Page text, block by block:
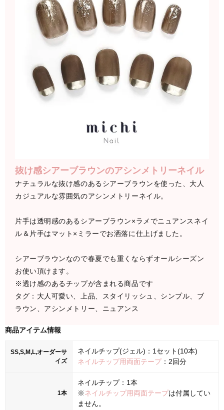
抜け感シアーブラウンのアシンメトリーネイル
ナチュラルな抜け感のあるシアーブラウンを使った、大人
カジュアルな雰囲気のアシンメトリーネイル。
片手は透明感のあるシアーブラウン×ラメでニュアンスネイ
ル＆片手はマット×ミラーでお洒落に仕上げました。
シアーブラウンなので春夏でも重くならずオールシーズン
お使い頂けます。
※透け感のあるチップが含まれる商品です
タグ：大人可愛い、上品、スタイリッシュ、シンプル、ブ
ラウン、アシンメトリー、ニュアンス
商品アイテム情報
SS,S,M,L,オーダーサ
イズ
ネイルチップ(ジェル)：1セット(10本)
ネイルチップ用両面テープ：2回分
1本
ネイルチップ：1本
※ネイルチップ用両面テープは付属してい
ません。